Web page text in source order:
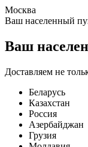
Москва
Ваш населенный
Ваш
Доставляем не
Беларусь
Казахстан
Россия
Азербайджан
Грузия